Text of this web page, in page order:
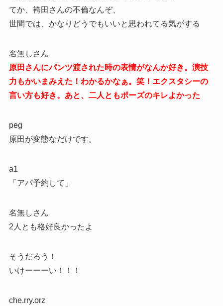
てか、袴田さんの不倫なんぞ、
世間では、かなりどうでもいいと思われてる気がする
名無しさん
原田さんにパンツ渡された時の表情がなんか好き。演技
力もかいまみえた！わかるかなぁ。笑！エクスタシーの
言い方も好き。あと、二人ともポーズのキレよかった
peg
原田が変態なだけです。
a1
「アパ予約して」
名無しさん
2人とも格好良かったよ
そうだろう！
いけーーーい！！！
che.rry.orz